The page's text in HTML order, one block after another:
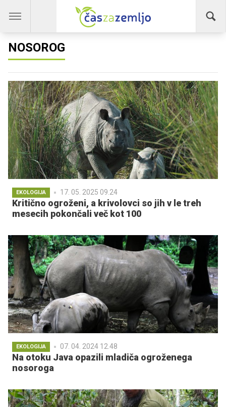
NOSOROG
EKOLOGIJA 17. 05. 2025 09.24
Kritično ogroženi, a krivolovci so jih v le treh
mesecih pokončali več kot 100
EKOLOGIJA 07. 04. 2024 12.48
Na otoku Java opazili mladiča ogroženega
nosoroga